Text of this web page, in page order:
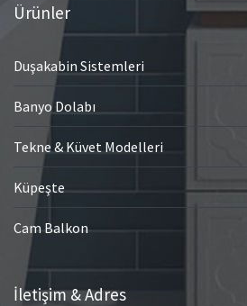
Ürünler
Duşakabin Sistemleri
Banyo Dolabı
Tekne & Küvet Modelleri
Küpeşte
Cam Balkon
İletişim & Adres